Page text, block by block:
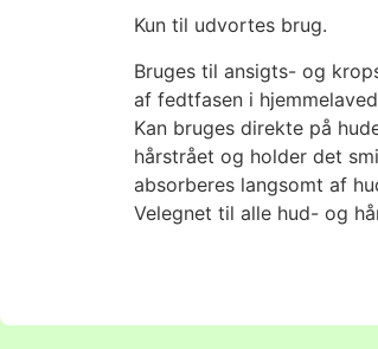
Kun til udvortes brug.
Bruges til ansigts- og
af fedtfasen i
Kan bruges direkte på
hårstrået og holder det
absorberes langsomt af
Velegnet til alle hud- og